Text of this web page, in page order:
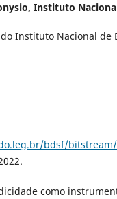
Instituto
Instituto Nacional de
bdsf/
como